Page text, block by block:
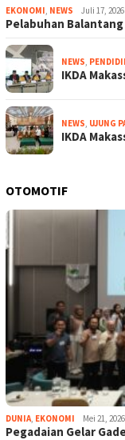
EKONOMI, NEWS Juli 17, 2026
Pelabuhan
NEWS,
IKDA
NEWS, UJUNG
IKDA
OTOMOTIF
DUNIA, EKONOMI Mei 21, 2026
Pegadaian Gelar